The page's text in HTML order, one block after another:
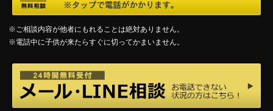
※ご相談内容が他者にもれることは絶対ありません。
※電話中に子供が来たらすぐに切ってかまいません。